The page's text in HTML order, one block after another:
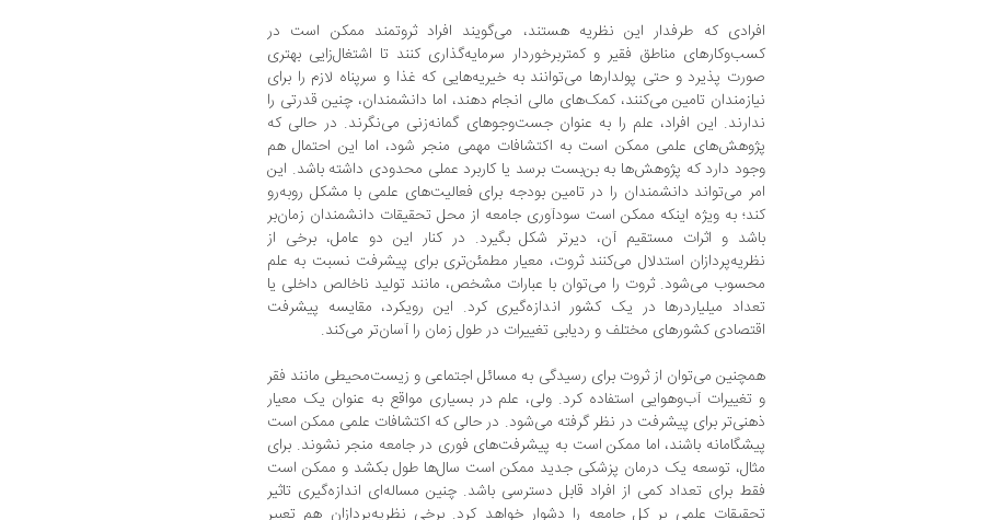
افرادی که طرفدار این نظریه هستند، می‌گویند افراد ثروتمند ممکن است در
کسب‌وکارهای مناطق فقیر و کمتربرخوردار سرمایه‌گذاری کنند تا اشتغال‌زایی بهتری
صورت پذیرد و حتی پولدارها می‌توانند به خیریه‌هایی که غذا و سرپناه لازم را برای
نیازمندان تامین می‌کنند، کمک‌های مالی انجام دهند، اما دانشمندان، چنین قدرتی را
ندارند. این افراد، علم را به عنوان جست‌وجوهای گمانه‌زنی می‌نگرند. در حالی که
پژوهش‌های علمی ممکن است به اکتشافات مهمی منجر شود، اما این احتمال هم
وجود دارد که پژوهش‌ها به بن‌بست برسد یا کاربرد عملی محدودی داشته باشد. این
امر می‌تواند دانشمندان را در تامین بودجه برای فعالیت‌های علمی با مشکل روبه‌رو
کند؛ به ویژه اینکه ممکن است سودآوری جامعه از محل تحقیقات دانشمندان زمان‌بر
باشد و اثرات مستقیم آن، دیرتر شکل بگیرد. در کنار این دو عامل، برخی از
نظریه‌پردازان استدلال می‌کنند ثروت، معیار مطمئن‌تری برای پیشرفت نسبت به علم
محسوب می‌شود. ثروت را می‌توان با عبارات مشخص، مانند تولید ناخالص داخلی یا
تعداد میلیاردرها در یک کشور اندازه‌گیری کرد. این رویکرد، مقایسه پیشرفت
اقتصادی کشورهای مختلف و ردیابی تغییرات در طول زمان را آسان‌تر می‌کند.
همچنین می‌توان از ثروت برای رسیدگی به مسائل اجتماعی و زیست‌محیطی مانند فقر
و تغییرات آب‌وهوایی استفاده کرد. ولی، علم در بسیاری مواقع به عنوان یک معیار
ذهنی‌تر برای پیشرفت در نظر گرفته می‌شود. در حالی که اکتشافات علمی ممکن است
پیشگامانه باشند، اما ممکن است به پیشرفت‌های فوری در جامعه منجر نشوند. برای
مثال، توسعه یک درمان پزشکی جدید ممکن است سال‌ها طول بکشد و ممکن است
فقط برای تعداد کمی از افراد قابل دسترسی باشد. چنین مساله‌ای اندازه‌گیری تاثیر
تحقیقات علمی بر کل جامعه را دشوار خواهد کرد. برخی نظریه‌پردازان هم تعبیر